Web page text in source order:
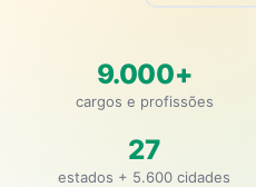
9.000+
cargos e profissões
27
estados + 5.600 cidades